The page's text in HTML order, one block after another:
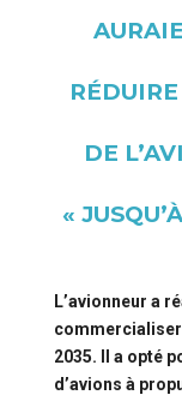
DE
«
L’avionneur a
commercialiser
2035. Il a opté
d’avions à